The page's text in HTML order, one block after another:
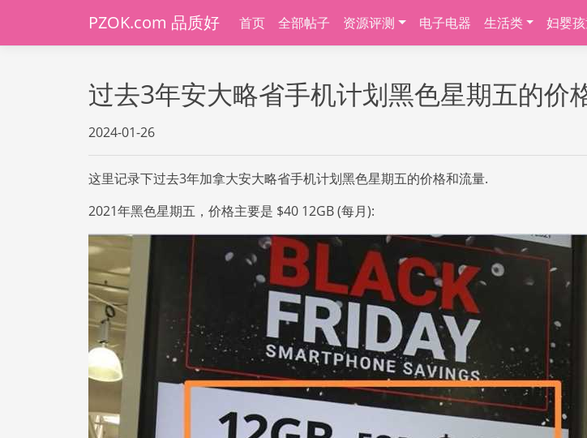
PZOK.com 品质好 首页 全部帖子 资源评测 电子电器 生活类 妇婴
过去3年安大略省手机计划黑色星期五的价
2024-01-26
这里记录下过去3年加拿大安大略省手机计划黑色星期五的价格和流量.
2021年黑色星期五，价格主要是 $40 12GB (每月):